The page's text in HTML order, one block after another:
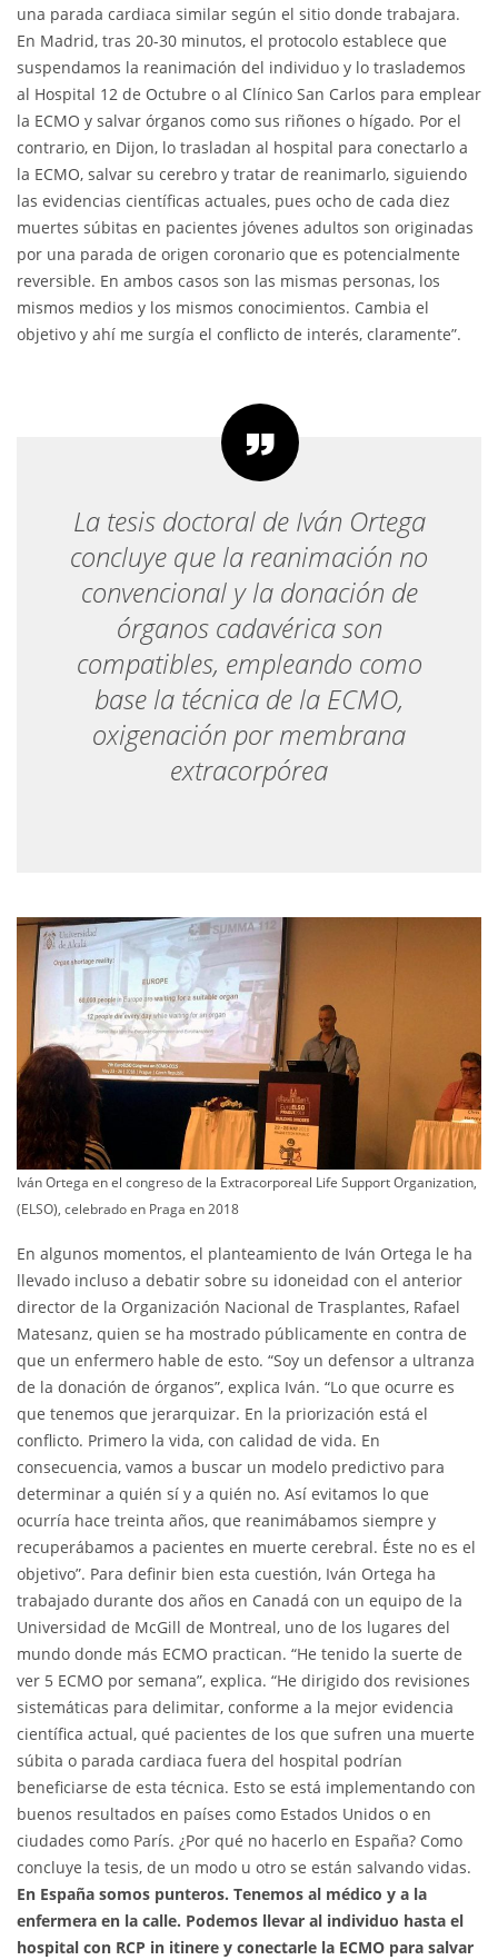
una parada cardiaca similar según el sitio donde trabajara.
En Madrid, tras 20-30 minutos, el protocolo establece que
suspendamos la reanimación del individuo y lo traslademos
al Hospital 12 de Octubre o al Clínico San Carlos para emplear
la ECMO y salvar órganos como sus riñones o hígado. Por el
contrario, en Dijon, lo trasladan al hospital para conectarlo a
la ECMO, salvar su cerebro y tratar de reanimarlo, siguiendo
las evidencias científicas actuales, pues ocho de cada diez
muertes súbitas en pacientes jóvenes adultos son originadas
por una parada de origen coronario que es potencialmente
reversible. En ambos casos son las mismas personas, los
mismos medios y los mismos conocimientos. Cambia el
objetivo y ahí me surgía el conflicto de interés, claramente”.
La tesis doctoral de Iván Ortega
concluye que la reanimación no
convencional y la donación de
órganos cadavérica son
compatibles, empleando como
base la técnica de la ECMO,
oxigenación por membrana
extracorpórea
Iván Ortega en el congreso de la Extracorporeal Life Support Organization,
(ELSO), celebrado en Praga en 2018
En algunos momentos, el planteamiento de Iván Ortega le ha
llevado incluso a debatir sobre su idoneidad con el anterior
director de la Organización Nacional de Trasplantes, Rafael
Matesanz, quien se ha mostrado públicamente en contra de
que un enfermero hable de esto. “Soy un defensor a ultranza
de la donación de órganos”, explica Iván. “Lo que ocurre es
que tenemos que jerarquizar. En la priorización está el
conflicto. Primero la vida, con calidad de vida. En
consecuencia, vamos a buscar un modelo predictivo para
determinar a quién sí y a quién no. Así evitamos lo que
ocurría hace treinta años, que reanimábamos siempre y
recuperábamos a pacientes en muerte cerebral. Éste no es el
objetivo”. Para definir bien esta cuestión, Iván Ortega ha
trabajado durante dos años en Canadá con un equipo de la
Universidad de McGill de Montreal, uno de los lugares del
mundo donde más ECMO practican. “He tenido la suerte de
ver 5 ECMO por semana”, explica. “He dirigido dos revisiones
sistemáticas para delimitar, conforme a la mejor evidencia
científica actual, qué pacientes de los que sufren una muerte
súbita o parada cardiaca fuera del hospital podrían
beneficiarse de esta técnica. Esto se está implementando con
buenos resultados en países como Estados Unidos o en
ciudades como París. ¿Por qué no hacerlo en España? Como
concluye la tesis, de un modo u otro se están salvando vidas.
En España somos punteros. Tenemos al médico y a la
enfermera en la calle. Podemos llevar al individuo hasta el
hospital con RCP in itinere y conectarle la ECMO para salvar